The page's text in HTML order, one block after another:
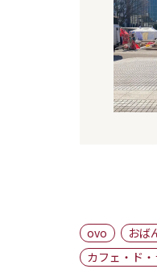
ovo おば
カフェ・ド